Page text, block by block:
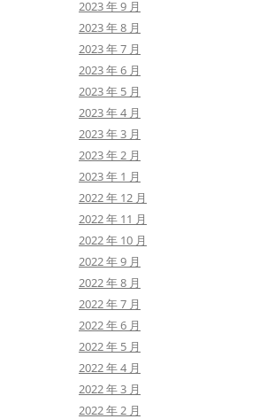
2023 年 9 月
2023 年 8 月
2023 年 7 月
2023 年 6 月
2023 年 5 月
2023 年 4 月
2023 年 3 月
2023 年 2 月
2023 年 1 月
2022 年 12 月
2022 年 11 月
2022 年 10 月
2022 年 9 月
2022 年 8 月
2022 年 7 月
2022 年 6 月
2022 年 5 月
2022 年 4 月
2022 年 3 月
2022 年 2 月